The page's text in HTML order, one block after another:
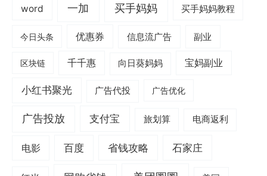
word 一加 买手妈妈 买手妈妈教程
今日头条 优惠券 信息流广告 副业
区块链 千千惠 向日葵妈妈 宝妈副业
小红书聚光 广告代投 广告优化
广告投放 支付宝 旅划算 电商返利
电影 百度 省钱攻略 石家庄